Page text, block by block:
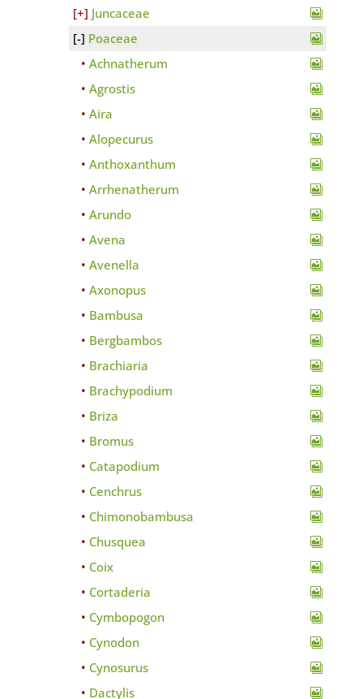
Juncaceae
Poaceae
Achnatherum
Agrostis
Aira
Alopecurus
Anthoxanthum
Arrhenatherum
Arundo
Avena
Avenella
Axonopus
Bambusa
Bergbambos
Brachiaria
Brachypodium
Briza
Bromus
Catapodium
Cenchrus
Chimonobambusa
Chusquea
Coix
Cortaderia
Cymbopogon
Cynodon
Cynosurus
Dactylis